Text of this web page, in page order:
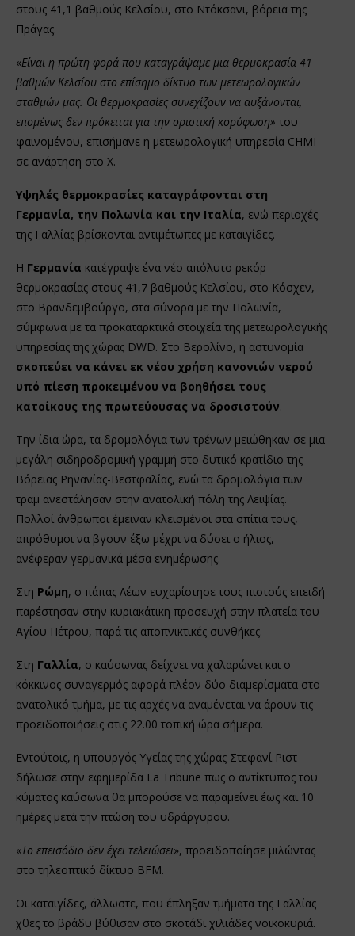
στους 41,1 βαθμούς Κελσίου, στο Ντόκσανι, βόρεια της
Πράγας.
«Είναι η πρώτη φορά που καταγράψαμε μια θερμοκρασία 41
βαθμών Κελσίου στο επίσημο δίκτυο των μετεωρολογικών
σταθμών μας. Οι θερμοκρασίες συνεχίζουν να αυξάνονται,
επομένως δεν πρόκειται για την οριστική κορύφωση» του
φαινομένου, επισήμανε η μετεωρολογική υπηρεσία CHMI
σε ανάρτηση στο X.
Υψηλές θερμοκρασίες καταγράφονται στη
Γερμανία, την Πολωνία και την Ιταλία, ενώ περιοχές
της Γαλλίας βρίσκονται αντιμέτωπες με καταιγίδες.
Η Γερμανία κατέγραψε ένα νέο απόλυτο ρεκόρ
θερμοκρασίας στους 41,7 βαθμούς Κελσίου, στο Κόσχεν,
στο Βρανδεμβούργο, στα σύνορα με την Πολωνία,
σύμφωνα με τα προκαταρκτικά στοιχεία της μετεωρολογικής
υπηρεσίας της χώρας DWD. Στο Βερολίνο, η αστυνομία
σκοπεύει να κάνει εκ νέου χρήση κανονιών νερού
υπό πίεση προκειμένου να βοηθήσει τους
κατοίκους της πρωτεύουσας να δροσιστούν.
Την ίδια ώρα, τα δρομολόγια των τρένων μειώθηκαν σε μια
μεγάλη σιδηροδρομική γραμμή στο δυτικό κρατίδιο της
Βόρειας Ρηνανίας-Βεστφαλίας, ενώ τα δρομολόγια των
τραμ ανεστάλησαν στην ανατολική πόλη της Λειψίας.
Πολλοί άνθρωποι έμειναν κλεισμένοι στα σπίτια τους,
απρόθυμοι να βγουν έξω μέχρι να δύσει ο ήλιος,
ανέφεραν γερμανικά μέσα ενημέρωσης.
Στη Ρώμη, ο πάπας Λέων ευχαρίστησε τους πιστούς επειδή
παρέστησαν στην κυριακάτικη προσευχή στην πλατεία του
Αγίου Πέτρου, παρά τις αποπνικτικές συνθήκες.
Στη Γαλλία, ο καύσωνας δείχνει να χαλαρώνει και ο
κόκκινος συναγερμός αφορά πλέον δύο διαμερίσματα στο
ανατολικό τμήμα, με τις αρχές να αναμένεται να άρουν τις
προειδοποιήσεις στις 22.00 τοπική ώρα σήμερα.
Εντούτοις, η υπουργός Υγείας της χώρας Στεφανί Ριστ
δήλωσε στην εφημερίδα La Tribune πως ο αντίκτυπος του
κύματος καύσωνα θα μπορούσε να παραμείνει έως και 10
ημέρες μετά την πτώση του υδράργυρου.
«Το επεισόδιο δεν έχει τελειώσει», προειδοποίησε μιλώντας
στο τηλεοπτικό δίκτυο BFM.
Οι καταιγίδες, άλλωστε, που έπληξαν τμήματα της Γαλλίας
χθες το βράδυ βύθισαν στο σκοτάδι χιλιάδες νοικοκυριά.